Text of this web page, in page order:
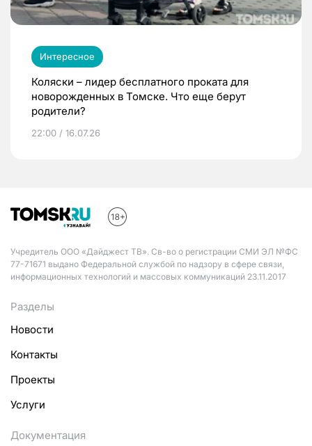
Интересное
Коляски – лидер бесплатного проката для
новорожденных в Томске. Что еще берут
родители?
22:00 / 16.07.26
Учредитель ООО «Дайджест ТВ». Св-во о регистрации СМИ ЭЛ №ФС
77-71671 выдано Федеральной службой по надзору в сфере связи,
информационных технологий и массовых коммуникаций 23.11.2017
Разделы
Новости
Контакты
Проекты
Услуги
Документация